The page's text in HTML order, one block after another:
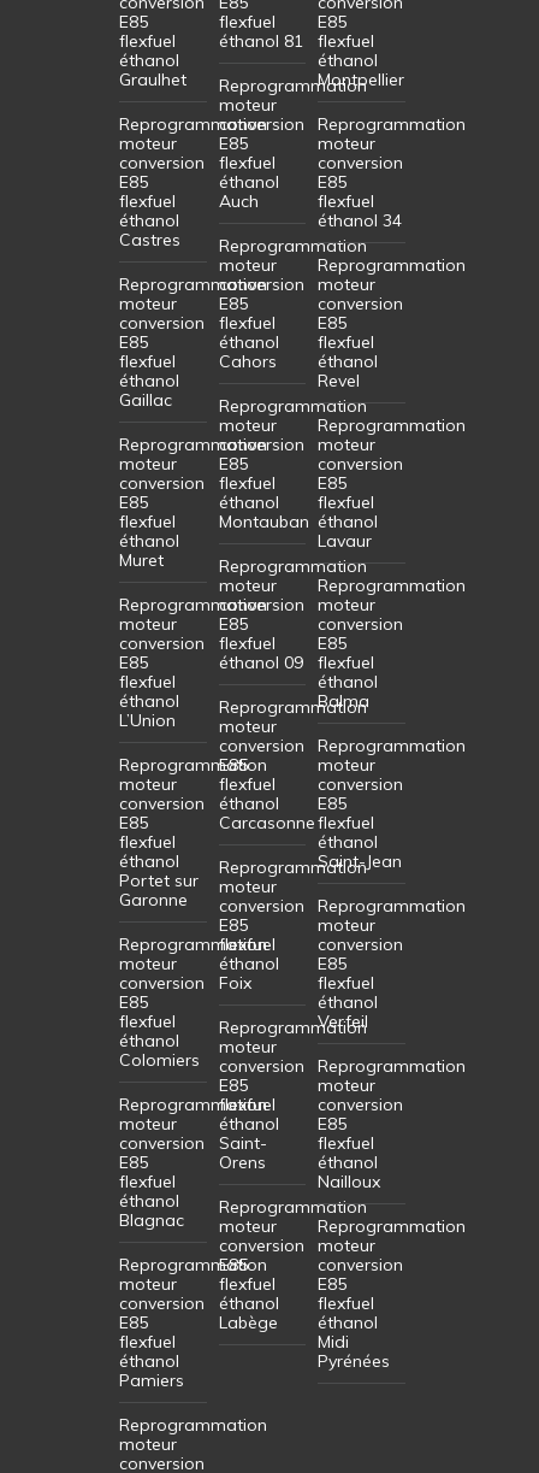
E85
flexfuel
éthanol
Graulhet
Reprogrammation
moteur
conversion
E85
flexfuel
éthanol
Castres
Reprogrammation
moteur
conversion
E85
flexfuel
éthanol
Gaillac
Reprogrammation
moteur
conversion
E85
flexfuel
éthanol
Muret
Reprogrammation
moteur
conversion
E85
flexfuel
éthanol
L’Union
Reprogrammation
moteur
conversion
E85
flexfuel
éthanol
Portet sur
Garonne
Reprogrammation
moteur
conversion
E85
flexfuel
éthanol
Colomiers
Reprogrammation
moteur
conversion
E85
flexfuel
éthanol
Blagnac
Reprogrammation
moteur
conversion
E85
flexfuel
éthanol
Pamiers
Reprogrammation
moteur
conversion
flexfuel
éthanol 81
Reprogrammation
moteur
conversion
E85
flexfuel
éthanol
Auch
Reprogrammation
moteur
conversion
E85
flexfuel
éthanol
Cahors
Reprogrammation
moteur
conversion
E85
flexfuel
éthanol
Montauban
Reprogrammation
moteur
conversion
E85
flexfuel
éthanol 09
Reprogrammation
moteur
conversion
E85
flexfuel
éthanol
Carcasonne
Reprogrammation
moteur
conversion
E85
flexfuel
éthanol
Foix
Reprogrammation
moteur
conversion
E85
flexfuel
éthanol
Saint-
Orens
Reprogrammation
moteur
conversion
E85
flexfuel
éthanol
Labège
E85
flexfuel
éthanol
Montpellier
Reprogrammation
moteur
conversion
E85
flexfuel
éthanol 34
Reprogrammation
moteur
conversion
E85
flexfuel
éthanol
Revel
Reprogrammation
moteur
conversion
E85
flexfuel
éthanol
Lavaur
Reprogrammation
moteur
conversion
E85
flexfuel
éthanol
Balma
Reprogrammation
moteur
conversion
E85
flexfuel
éthanol
Saint-Jean
Reprogrammation
moteur
conversion
E85
flexfuel
éthanol
Verfeil
Reprogrammation
moteur
conversion
E85
flexfuel
éthanol
Nailloux
Reprogrammation
moteur
conversion
E85
flexfuel
éthanol
Midi
Pyrénées